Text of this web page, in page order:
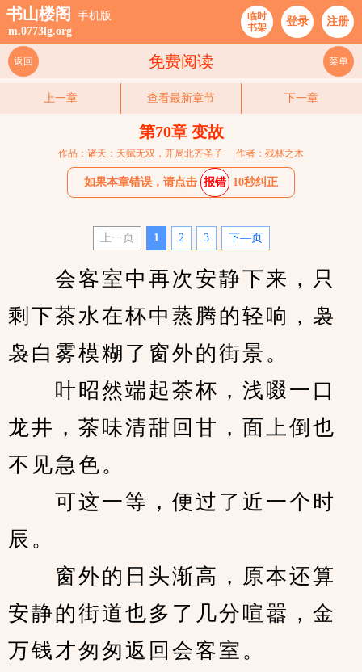
书山楼阁
手机版
m.0773lg.org
临时
书架
登录 注册
免费阅读
返回 菜单
上一章 查看最新章节 下一章
第70章 变故
作品：诸天：天赋无双，开局北齐圣子 作者：残林之木
如果本章错误，请点击 报错 10秒纠正
上一页 1 2 3 下—页
会客室中再次安静下来，只
剩下茶水在杯中蒸腾的轻响，袅
袅白雾模糊了窗外的街景。
叶昭然端起茶杯，浅啜一口
龙井，茶味清甜回甘，面上倒也
不见急色。
可这一等，便过了近一个时
辰。
窗外的日头渐高，原本还算
安静的街道也多了几分喧嚣，金
万钱才匆匆返回会客室。